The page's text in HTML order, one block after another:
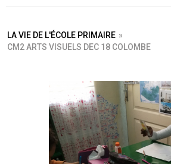
LA VIE DE L'ÉCOLE PRIMAIRE »
CM2 ARTS VISUELS DEC 18 COLOMBE